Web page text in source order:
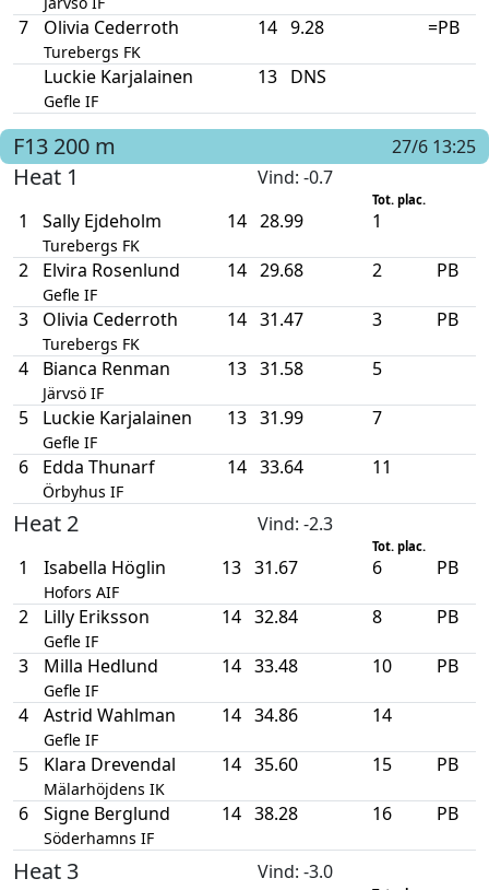
7 Olivia Cederroth
Turebergs FK
14 9.28 =PB
Luckie Karjalainen
Gefle IF
13 DNS
F13 200 m 27/6 13:25
Heat 1 Vind: -0.7
Tot. plac.
1 Sally Ejdeholm
Turebergs FK
14 28.99 1
2 Elvira Rosenlund
Gefle IF
14 29.68 2 PB
3 Olivia Cederroth
Turebergs FK
14 31.47 3 PB
4 Bianca Renman
Järvsö IF
13 31.58 5
5 Luckie Karjalainen
Gefle IF
13 31.99 7
6 Edda Thunarf
Örbyhus IF
14 33.64 11
Heat 2 Vind: -2.3
Tot. plac.
1 Isabella Höglin
Hofors AIF
13 31.67 6 PB
2 Lilly Eriksson
Gefle IF
14 32.84 8 PB
3 Milla Hedlund
Gefle IF
14 33.48 10 PB
4 Astrid Wahlman
Gefle IF
14 34.86 14
5 Klara Drevendal
Mälarhöjdens IK
14 35.60 15 PB
6 Signe Berglund
Söderhamns IF
14 38.28 16 PB
Heat 3 Vind: -3.0